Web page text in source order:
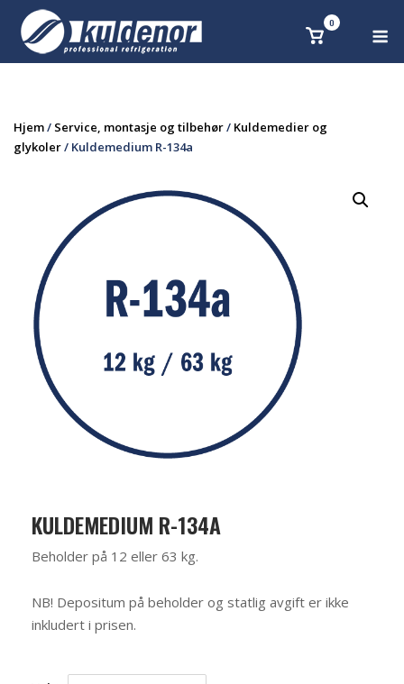
content
Se 0
Hjem/ Service, montasje og tilbehør/ Kuldemedier og
glykoler/ Kuldemedium R-134a
KULDEMEDIUM R-134A
Beholder på 12 eller 63 kg.
NB! Depositum på beholder og statlig avgift er ikke
inkludert i prisen.